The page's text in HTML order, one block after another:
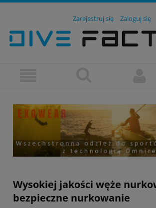
Zarejestruj się Zaloguj się
Wysokiej jakości węże
bezpieczne nurkowanie